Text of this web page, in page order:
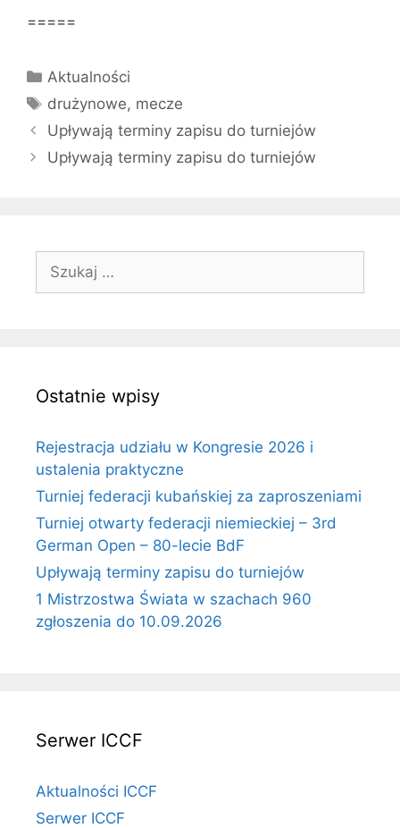
=====
Kategorie
Aktualności
Tagi
drużynowe, mecze
Upływają terminy zapisu do turniejów
Upływają terminy zapisu do turniejów
Ostatnie wpisy
Rejestracja udziału w Kongresie 2026 i
ustalenia praktyczne
Turniej federacji kubańskiej za zaproszeniami
Turniej otwarty federacji niemieckiej – 3rd
German Open – 80-lecie BdF
Upływają terminy zapisu do turniejów
1 Mistrzostwa Świata w szachach 960
zgłoszenia do 10.09.2026
Serwer ICCF
Aktualności ICCF
Serwer ICCF